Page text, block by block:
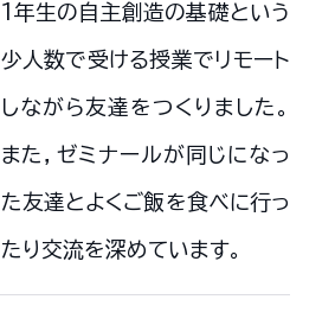
1年生の自主創造の基礎という
少人数で受ける授業でリモート
しながら友達をつくりました。
また，ゼミナールが同じになっ
た友達とよくご飯を食べに行っ
たり交流を深めています。